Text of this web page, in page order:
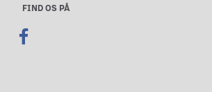
FIND OS PÅ